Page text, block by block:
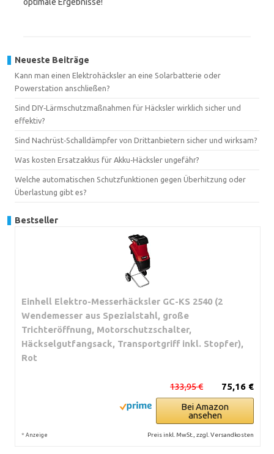
Neueste Beiträge
Kann man einen Elektrohäcksler an eine Solarbatterie oder
Powerstation anschließen?
Sind DIY‑Lärmschutzmaßnahmen für Häcksler wirklich sicher und
effektiv?
Sind Nachrüst‑Schalldämpfer von Drittanbietern sicher und wirksam?
Was kosten Ersatzakkus für Akku‑Häcksler ungefähr?
Welche automatischen Schutzfunktionen gegen Überhitzung oder
Überlastung gibt es?
Bestseller
Einhell Elektro-Messerhäcksler GC-KS 2540 (2
Wendemesser aus Spezialstahl, große
Trichteröffnung, Motorschutzschalter,
Häckselgutfangsack, Transportgriff inkl. Stopfer),
Rot
75,16 €
133,95 €
Bei Amazon
ansehen
* Anzeige Preis inkl. MwSt., zzgl. Versandkosten